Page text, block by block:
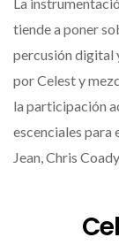
tiende a poner
percusión digital
por Celest y
la participación
escenciales para
Jean, Chris